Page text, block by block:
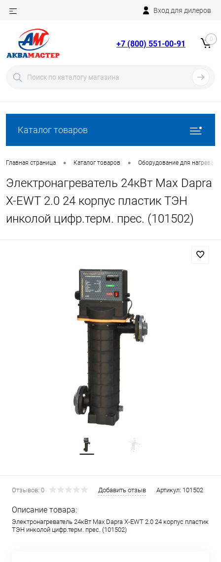
Вход для дилеров
+7 (800) 551-00-91 0
Каталог товаров
Главная страница • Каталог товаров • Оборудование для нагрева
Электронагреватель 24кВт Max Dapra
X-EWT 2.0 24 корпус пластик ТЭН
инколой цифр.терм. прес. (101502)
Отзывов: 0 Добавить отзыв Артикул: 101502
Описание товара:
Электронагреватель 24кВт Max Dapra X-EWT 2.0 24 корпус пластик
ТЭН инколой цифр.терм. прес. (101502)